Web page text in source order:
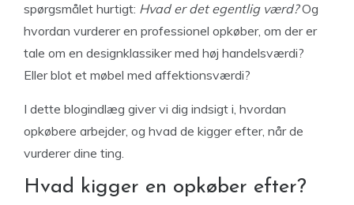
spørgsmålet hurtigt: Hvad er det egentlig værd?Og
hvordan vurderer en professionel opkøber, om der er
tale om en designklassiker med høj handelsværdi?
Eller blot et møbel med affektionsværdi?
I dette blogindlæg giver vi dig indsigt i, hvordan
opkøbere arbejder, og hvad de kigger efter, når de
vurderer dine ting.
Hvad kigger en opkøber efter?